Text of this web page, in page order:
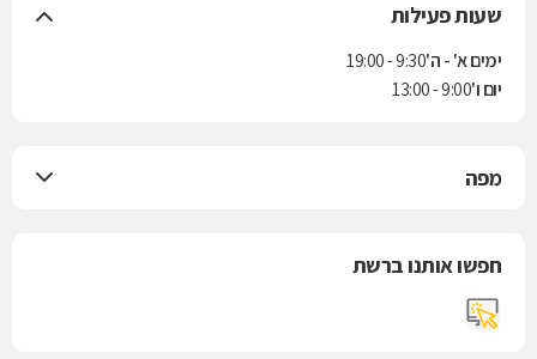
שעות פעילות
ימים א' - ה'9:30 - 19:00
יום ו'9:00 - 13:00
מפה
חפשו אותנו ברשת